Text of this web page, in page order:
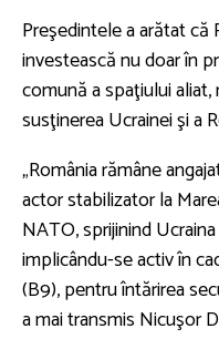
Preşedintele a arătat că
investească nu doar în
comună a spaţiului
susţinerea Ucrainei şi a
„România rămâne
actor stabilizator la
NATO, sprijinind
implicându-se activ în
(B9), pentru întărirea
a mai transmis Nicuşor